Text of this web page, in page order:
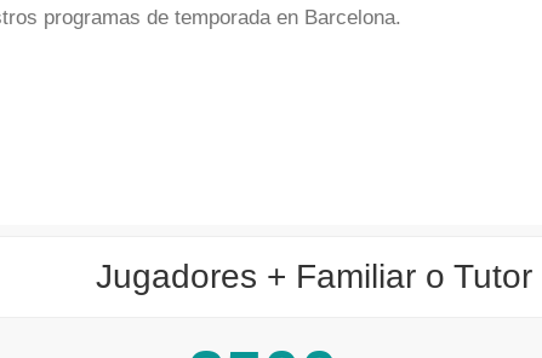
programas de temporada en Barcelona.
Jugadores + Familiar o Tutor